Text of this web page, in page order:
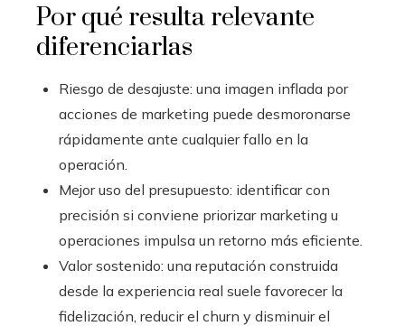
Por qué resulta relevante
diferenciarlas
Riesgo de desajuste: una imagen inflada por
acciones de marketing puede desmoronarse
rápidamente ante cualquier fallo en la
operación.
Mejor uso del presupuesto: identificar con
precisión si conviene priorizar marketing u
operaciones impulsa un retorno más eficiente.
Valor sostenido: una reputación construida
desde la experiencia real suele favorecer la
fidelización, reducir el churn y disminuir el